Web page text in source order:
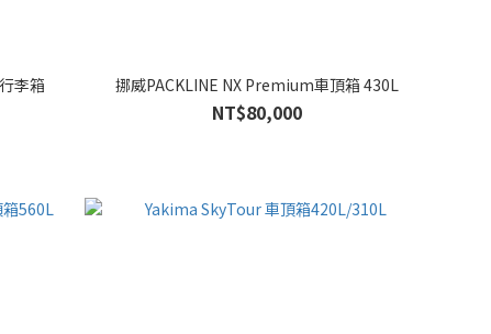
李箱 挪威PACKLINE NX Premium車頂箱 430L
NT$80,000